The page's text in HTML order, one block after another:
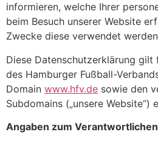
informieren, welche Ihrer
beim Besuch unserer Website
Zwecke diese verwendet
Diese Datenschutzerklärung
des Hamburger Fußball-
Domain www.hfv.de sowie den
Subdomains („unsere Website“)
Angaben zum Verantwortlichen